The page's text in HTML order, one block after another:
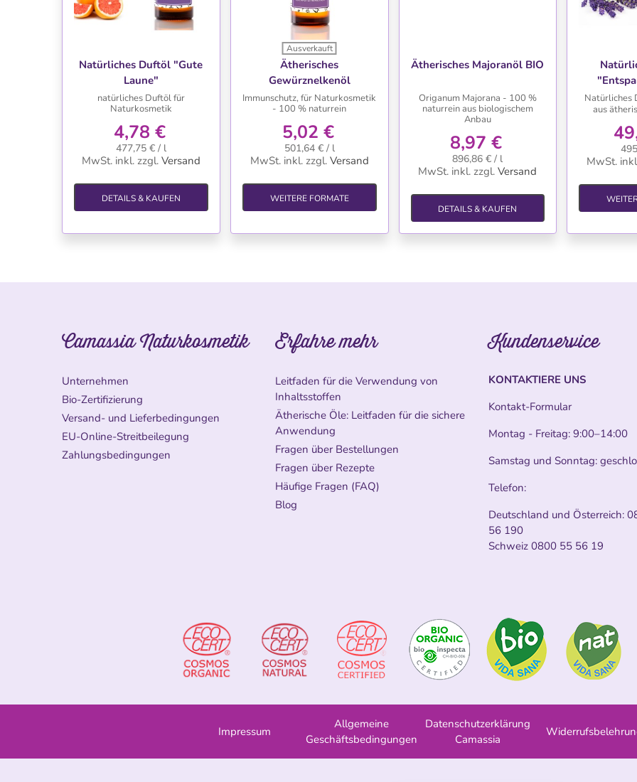
Natürliches Duftöl "Gute
Laune"
natürliches Duftöl für
Naturkosmetik
4,78 €
477,75 € / l
MwSt. inkl. zzgl. Versand
DETAILS & KAUFEN
WUNSCHLISTE
Ausverkauft
Ätherisches
Gewürznelkenöl
Immunschutz, für Naturkosmetik
- 100 % naturrein
5,02 €
501,64 € / l
MwSt. inkl. zzgl. Versand
WEITERE FORMATE
Ätherisches Majoranöl BIO
Origanum Majorana - 100 %
naturrein aus biologischem
Anbau
8,97 €
896,86 € / l
MwSt. inkl. zzgl. Versand
DETAILS & KAUFEN
Natürliches
aus
MwSt.
Camassia Naturkosmetik
Unternehmen
Bio-Zertifizierung
Versand- und Lieferbedingungen
EU-Online-Streitbeilegung
Zahlungsbedingungen
Erfahre mehr
Leitfaden für die Verwendung von
Inhaltsstoffen
Ätherische Öle: Leitfaden für die sichere
Anwendung
Fragen über Bestellungen
Fragen über Rezepte
Häufige Fragen (FAQ)
Blog
Kundenservice
KONTAKTIERE UNS
Kontakt-Formular
Montag - Freitag: 9:00–14:00
Samstag und Sonntag:
Telefon:
Deutschland und Österreich:
56 190
Schweiz 0800 55 56 19
Impressum
Allgemeine
Geschäftsbedingungen
Datenschutzerklärung
Camassia